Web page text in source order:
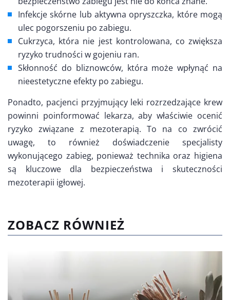
Infekcje skórne lub aktywna opryszczka, które mogą
ulec pogorszeniu po zabiegu.
Cukrzyca, która nie jest kontrolowana, co zwiększa
ryzyko trudności w gojeniu ran.
Skłonność do bliznowców, która może wpłynąć na
nieestetyczne efekty po zabiegu.
Ponadto, pacjenci przyjmujący leki rozrzedzające krew
powinni poinformować lekarza, aby właściwie ocenić
ryzyko związane z mezoterapią. To na co zwrócić
uwagę, to również doświadczenie specjalisty
wykonującego zabieg, ponieważ technika oraz higiena
są kluczowe dla bezpieczeństwa i skuteczności
mezoterapii igłowej.
ZOBACZ RÓWNIEŻ